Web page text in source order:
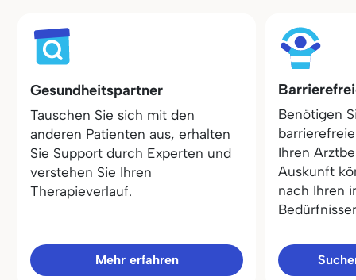
Gesundheitspartner
Tauschen Sie sich mit den
anderen Patienten aus, erhalten
Sie Support durch Experten und
verstehen Sie Ihren
Therapieverlauf.
Mehr erfahren
Benötigen
Ihren
Auskunft
nach Ihren